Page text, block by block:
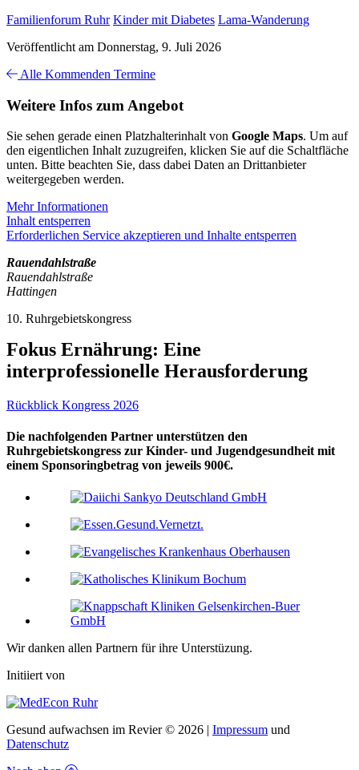
Familienforum Ruhr Kinder mit Diabetes Lama-Wanderung
Veröffentlicht am Donnerstag, 9. Juli 2026
Alle Kommenden Termine
Weitere Infos zum Angebot
Sie sehen gerade einen Platzhalterinhalt von Google Maps. Um auf
den eigentlichen Inhalt zuzugreifen, klicken Sie auf die Schaltfläche
unten. Bitte beachten Sie, dass dabei Daten an Drittanbieter
weitergegeben werden.
Mehr Informationen
Inhalt entsperren
Erforderlichen Service akzeptieren und Inhalte entsperren
Rauendahlstraße
Rauendahlstraße
Hattingen
10. Ruhrgebietskongress
Fokus Ernährung: Eine
interprofessionelle Herausforderung
Rückblick Kongress 2026
Die nachfolgenden Partner unterstützen den
Ruhrgebietskongress zur Kinder- und Jugendgesundheit mit
einem Sponsoringbetrag von jeweils 900€.
Wir danken allen Partnern für ihre Unterstüzung.
Initiiert von
Gesund aufwachsen im Revier © 2026 | Impressum und
Datenschutz